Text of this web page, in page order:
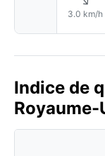
3.0 km/h
Indice de